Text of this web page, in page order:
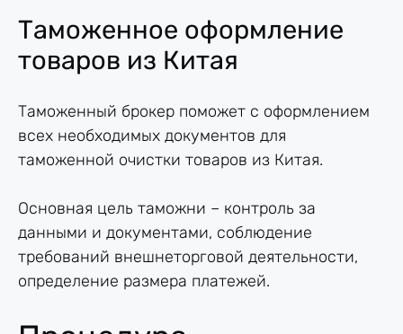
Таможенное оформление
товаров из Китая
Таможенный брокер поможет с оформлением
всех необходимых документов для
таможенной очистки товаров из Китая.
Основная цель таможни – контроль за
данными и документами, соблюдение
требований внешнеторговой деятельности,
определение размера платежей.